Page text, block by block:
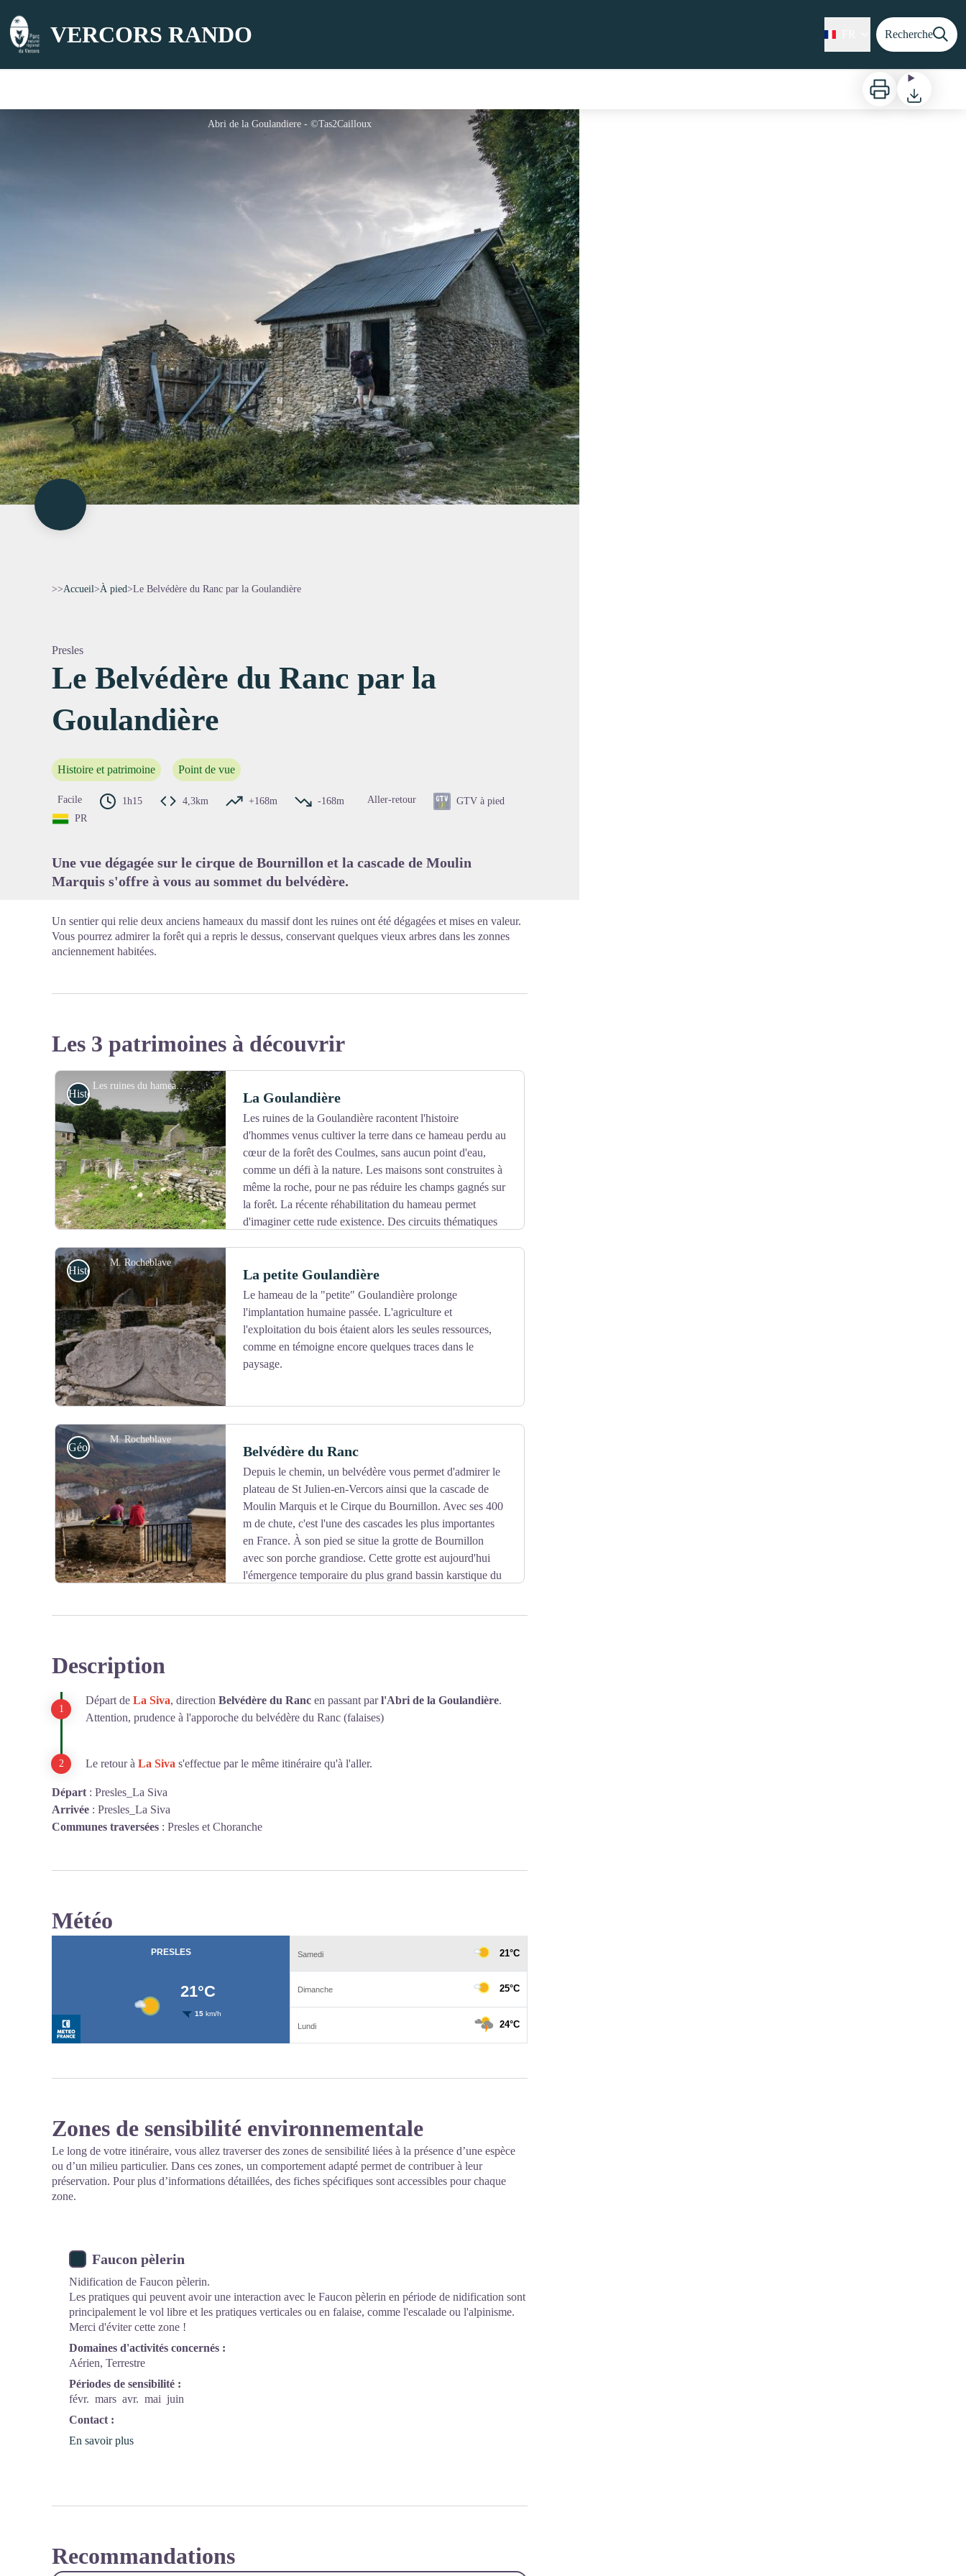
VERCORS RANDO Recherche
Imprimer Télécharger
Abri de la Goulandiere - ©Tas2Cailloux
>>Accueil>À pied>Le Belvédère du Ranc par la Goulandière
Presles
Le Belvédère du Ranc par la
Goulandière
Histoire et patrimoine Point de vue
Facile 1h15 4,3km +168m -168m Aller-retour
GTV à pied
PR
Une vue dégagée sur le cirque de Bournillon et la cascade de Moulin
Marquis s'offre à vous au sommet du belvédère.
Un sentier qui relie deux anciens hameaux du massif dont les ruines ont été dégagées et mises en valeur.
Vous pourrez admirer la forêt qui a repris le dessus, conservant quelques vieux arbres dans les zonnes
anciennement habitées.
Les 3 patrimoines à découvrir
Les ruines du hameau de la Goulandière - OTSI Pont-en-Royans
Voir l'image en plein écran
Histoire et patrimoine La Goulandière
Les ruines de la Goulandière racontent l'histoire
d'hommes venus cultiver la terre dans ce hameau perdu au
cœur de la forêt des Coulmes, sans aucun point d'eau,
comme un défi à la nature. Les maisons sont construites à
même la roche, pour ne pas réduire les champs gagnés sur
la forêt. La récente réhabilitation du hameau permet
d'imaginer cette rude existence. Des circuits thématiques
M. Rocheblave
Voir l'image en plein écran
Histoire et patrimoine La petite Goulandière
Le hameau de la "petite" Goulandière prolonge
l'implantation humaine passée. L'agriculture et
l'exploitation du bois étaient alors les seules ressources,
comme en témoigne encore quelques traces dans le
paysage.
M. Rocheblave
Voir l'image en plein écran
Géologie Belvédère du Ranc
Depuis le chemin, un belvédère vous permet d'admirer le
plateau de St Julien-en-Vercors ainsi que la cascade de
Moulin Marquis et le Cirque du Bournillon. Avec ses 400
m de chute, c'est l'une des cascades les plus importantes
en France. À son pied se situe la grotte de Bournillon
avec son porche grandiose. Cette grotte est aujourd'hui
l'émergence temporaire du plus grand bassin karstique du
Description
Départ de La Siva, direction Belvédère du Ranc en passant parl'Abri de la Goulandière.
Attention, prudence à l'apporoche du belvédère du Ranc (falaises)
Le retour à La Siva s'effectue par le même itinéraire qu'à l'aller.
Départ : Presles_La Siva
Arrivée : Presles_La Siva
Communes traversées : Presles et Choranche
Météo
Zones de sensibilité environnementale
Le long de votre itinéraire, vous allez traverser des zones de sensibilité liées à la présence d’une espèce
ou d’un milieu particulier. Dans ces zones, un comportement adapté permet de contribuer à leur
préservation. Pour plus d’informations détaillées, des fiches spécifiques sont accessibles pour chaque
zone.
Faucon pèlerin
Nidification de Faucon pèlerin.
Les pratiques qui peuvent avoir une interaction avec le Faucon pèlerin en période de nidification sont
principalement le vol libre et les pratiques verticales ou en falaise, comme l'escalade ou l'alpinisme.
Merci d'éviter cette zone !
Domaines d'activités concernés :
Aérien, Terrestre
Périodes de sensibilité :
févr. mars avr. mai juin
Contact :
En savoir plus
Recommandations